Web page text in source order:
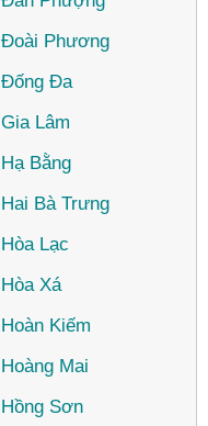
Đoài Phương
Đống Đa
Gia Lâm
Hạ Bằng
Hai Bà Trưng
Hòa Lạc
Hòa Xá
Hoàn Kiếm
Hoàng Mai
Hồng Sơn